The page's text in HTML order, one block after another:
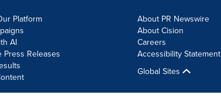
Platform
AI
Press Releases
About PR Newswire
About Cision
Careers
Accessibility Statement
Global Sites